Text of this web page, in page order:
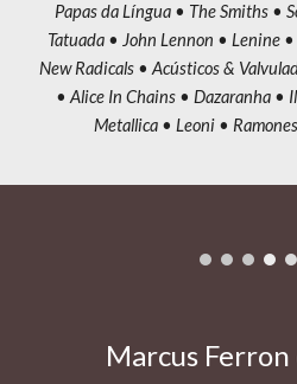
Papas da Língua • The Smiths •
Tatuada • John Lennon • Lenine
New Radicals • Acústicos &
• Alice In Chains • Dazaranha •
Metallica • Leoni •
Marcus Ferron